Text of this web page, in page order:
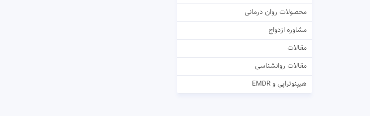
محصولات روان درمانی
مشاوره ازدواج
مقالات
مقالات روانشناسی
هیپنوتراپی و EMDR